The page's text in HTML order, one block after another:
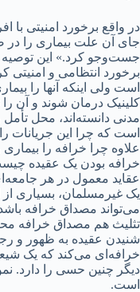
در واقع برخورد امنیتی با
جای آن علت بیماری را
جست‌وجو کرد.» این توصیه
برخورد انتظامی و
است ولی اینکه آنها را
کلینیک درمان شوند و آن
مدنی دانسته‌اند، محل
است که چرا این جریانات
علاوه چرا خرافه را
خرافه بودن یک عقیده
عقاید معمول در هر
یک غیرمسلمان، بسیاری از
می‌تواند مصداق خرافه
تثلیث هم مصداق خرافه
شنیدن عقیده به ظهور و
خرافه‌ای می‌کند که یک
دیگر چنین حسی را دارد.
است.